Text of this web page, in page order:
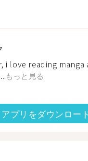
i love reading manga
もっと見る
アプリをダウンロー